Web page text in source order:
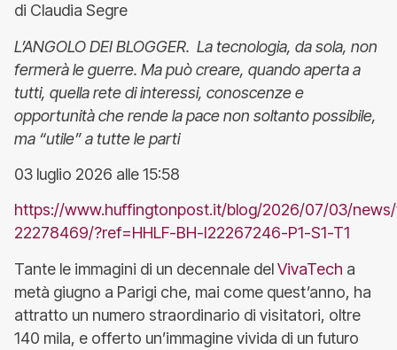
di Claudia Segre
L’ANGOLO DEI BLOGGER. La tecnologia, da sola, non
fermerà le guerre. Ma può creare, quando aperta a
tutti, quella rete di interessi, conoscenze e
opportunità che rende la pace non soltanto possibile,
ma “utile” a tutte le parti
03 luglio 2026 alle 15:58
https://www.huffingtonpost.it/blog/2026/07/03/news/
22278469/?ref=HHLF-BH-I22267246-P1-S1-T1
Tante le immagini di un decennale delVivaTech a
metà giugno a Parigi che, mai come quest’anno, ha
attratto un numero straordinario di visitatori, oltre
140 mila, e offerto un’immagine vivida di un futuro